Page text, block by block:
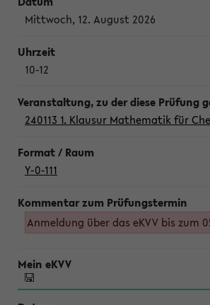
Mittwoch, 12. August 2026
10-12
240113 1. Klausur Mathematik für
Y-0-111
Anmeldung über das eKVV bis zum